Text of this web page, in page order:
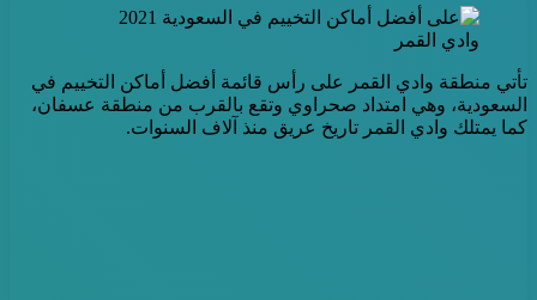
وادي القمر
تأتي منطقة وادي القمر على رأس قائمة أفضل أماكن التخييم في
السعودية، وهي امتداد صحراوي وتقع بالقرب من منطقة عسفان،
كما يمتلك وادي القمر تاريخ عريق منذ آلاف السنوات.